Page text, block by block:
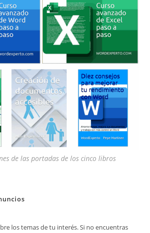
de las portadas de los cinco libros
los temas de tu interés. Si no encuentras